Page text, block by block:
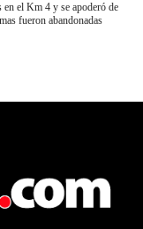
el Km 4 y se apoderó de
fueron abandonadas